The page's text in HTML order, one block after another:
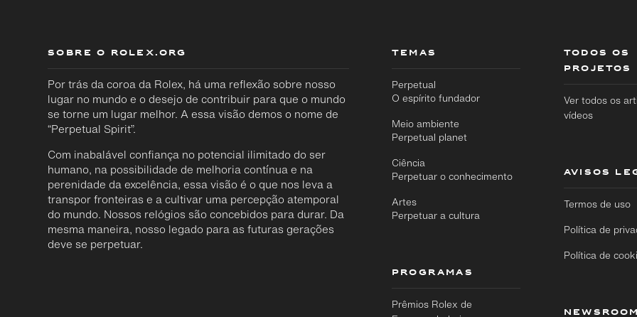
diretamente
SOBRE O ROLEX.ORG
Por trás da coroa da Rolex, há uma reflexão sobre nosso
lugar no mundo e o desejo de contribuir para que o mundo
se torne um lugar melhor. A essa visão demos o nome de
“Perpetual Spirit”.
Com inabalável confiança no potencial ilimitado do ser
humano, na possibilidade de melhoria contínua e na
perenidade da excelência, essa visão é o que nos leva a
transpor fronteiras e a cultivar uma percepção atemporal
do mundo. Nossos relógios são concebidos para durar. Da
mesma maneira, nosso legado para as futuras gerações
deve se perpetuar.
TEMAS
Perpetual
O espírito fundador
Meio ambiente
Perpetual planet
Ciência
Perpetuar o conhecimento
Artes
Perpetuar a cultura
PROGRAMAS
Prêmios Rolex de
TODOS OS
PROJETOS
Ver todos os
vídeos
AVISOS
Termos de uso
Política de
Política de
NEWSROOM